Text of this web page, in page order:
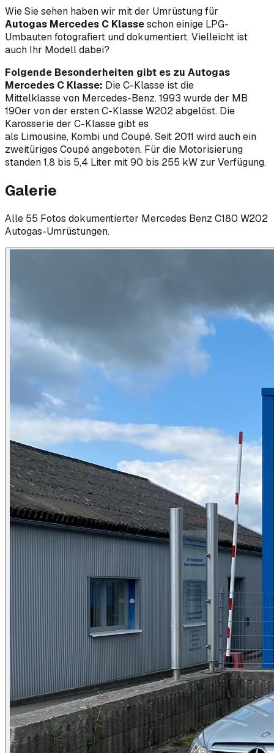
Wie Sie sehen haben wir mit der Umrüstung für
Autogas Mercedes C Klasseschon einige LPG-
Umbauten fotografiert und dokumentiert. Vielleicht ist
auch Ihr Modell dabei?
Folgende Besonderheiten gibt es zu Autogas
Mercedes C Klasse: Die C-Klasse ist die
Mittelklasse von Mercedes-Benz. 1993 wurde der MB
190er von der ersten C-Klasse W202 abgelöst. Die
Karosserie der C-Klasse gibt es
als Limousine, Kombi und Coupé. Seit 2011 wird auch ein
zweitüriges Coupé angeboten. Für die Motorisierung
standen 1,8 bis 5,4 Liter mit 90 bis 255 kW zur Verfügung.
Galerie
Alle 55 Fotos dokumentierter Mercedes Benz C180 W202
Autogas-Umrüstungen.